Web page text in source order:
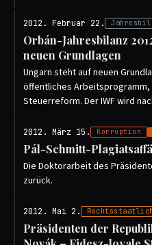
2012. Februar 22.
Orbán-Jahresbilanz
neuen Grundlagen
Ungarn steht auf neuen
öffentliches
Steuerreform. Der IWF wird
2012. März 15. Korruption
Pál-Schmitt-
Die Doktorarbeit des
zurück.
2012. Mai 2.
Präsidenten der